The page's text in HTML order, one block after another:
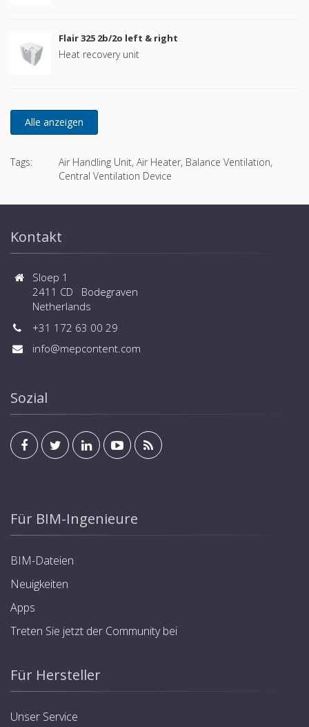
Flair 325 2b/2o left & right
Heat recovery unit
Tags:
Air Handling Unit, Air Heater, Balance Ventilation,
Central Ventilation Device
Kontakt
Sloep 1
2411 CD Bodegraven
Netherlands
+31 172 63 00 29
info@mepcontent.com
Sozial
Für BIM-Ingenieure
BIM-Dateien
Neuigkeiten
Apps
Treten Sie jetzt der Community bei
Für Hersteller
Unser Service